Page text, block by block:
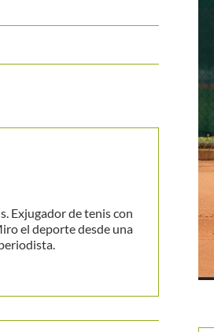
Exjugador de tenis con
el deporte desde una